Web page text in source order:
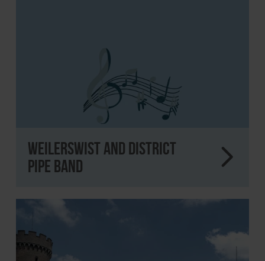
Weilerswist and District
Pipe Band